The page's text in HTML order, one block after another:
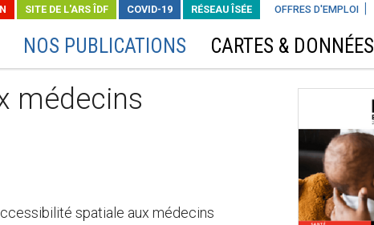
OFFRES D'EMPLOI
SITE DE L'ARS ÎDF COVID-19 RÉSEAU ÎSÉE
NOS PUBLICATIONS CARTES & DONNÉES
médecins
spatiale aux médecins